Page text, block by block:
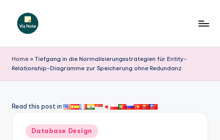
iz
N
t
Home » Tiefgang in die Normalisierungsstrategien für Entity-
Relationship-Diagramme zur Speicherung ohne Redundanz
Read this post in:
Posted
in
Database Design